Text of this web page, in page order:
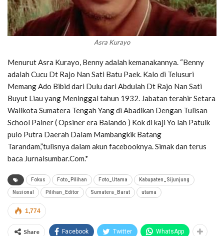
Asra Kurayo
Menurut Asra Kurayo, Benny adalah kemanakannya. “Benny
adalah Cucu Dt Rajo Nan Sati Batu Paek. Kalo di Telusuri
Memang Ado Bibid dari Dulu dari Abdulah Dt Rajo Nan Sati
Buyut Liau yang Meninggal tahun 1932. Jabatan terahir Setara
Walikota Sumatera Tengah Yang di Abadikan Dengan Tulisan
School Painer ( Opsiner era Balando ) Kok di kaji Yo lah Patuik
pulo Putra Daerah Dalam Mambangkik Batang
Tarandam,”tulisnya dalam akun facebooknya. Simak dan terus
baca Jurnalsumbar.Com.*
Fokus Foto_Pilihan Foto_Utama Kabupaten_Sijunjung
Nasional Pilihan_Editor Sumatera_Barat utama
1,774
Share Facebook Twitter WhatsApp